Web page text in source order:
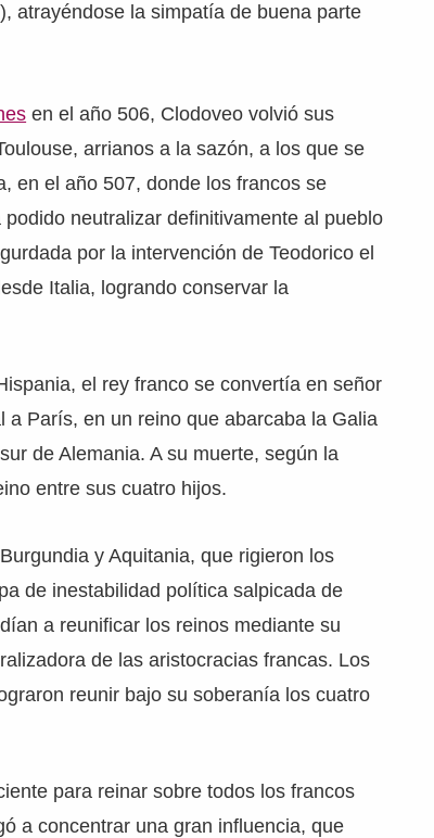
atrayéndose la simpatía de buena parte
en el año 506, Clodoveo volvió sus
arrianos a la sazón, a los que se
en el año 507, donde los francos se
neutralizar definitivamente al pueblo
por la intervención de Teodorico el
Italia, logrando conservar la
el rey franco se convertía en señor
París, en un reino que abarcaba la Galia
de Alemania. A su muerte, según la
entre sus cuatro hijos.
y Aquitania, que rigieron los
de inestabilidad política salpicada de
a reunificar los reinos mediante su
de las aristocracias francas. Los
reunir bajo su soberanía los cuatro
para reinar sobre todos los francos
a concentrar una gran influencia, que